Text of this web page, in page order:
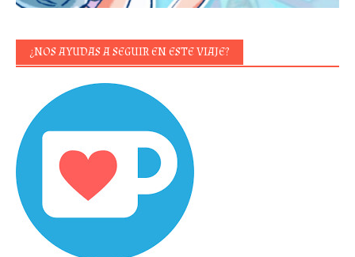
¿NOS AYUDAS A SEGUIR EN ESTE VIAJE?